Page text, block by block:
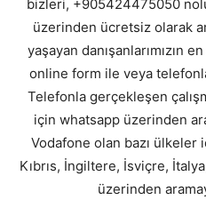
bizleri, +905424475050
üzerinden ücretsiz olarak
yaşayan danışanlarımızın
online form ile veya
Telefonla gerçekleşen
için whatsapp üzerinden
Vodafone olan bazı ülkeler
Kıbrıs, İngiltere, İsviçre,
üzerinden